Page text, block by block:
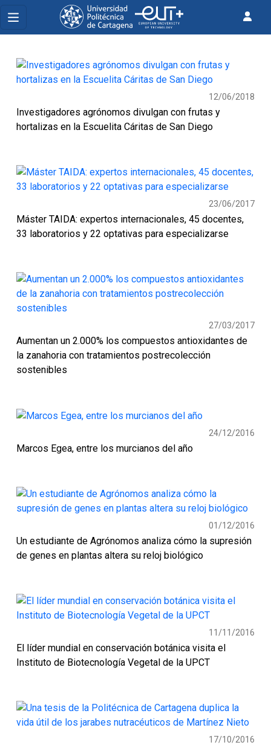
12/06/2018
Investigadores agrónomos divulgan con frutas y
hortalizas en la Escuelita Cáritas de San Diego
23/06/2017
Máster TAIDA: expertos internacionales, 45 docentes,
33 laboratorios y 22 optativas para especializarse
27/03/2017
Aumentan un 2.000% los compuestos antioxidantes de
la zanahoria con tratamientos postrecolección
sostenibles
24/12/2016
Marcos Egea, entre los murcianos del año
01/12/2016
Un estudiante de Agrónomos analiza cómo la supresión
de genes en plantas altera su reloj biológico
11/11/2016
El líder mundial en conservación botánica visita el
Instituto de Biotecnología Vegetal de la UPCT
17/10/2016